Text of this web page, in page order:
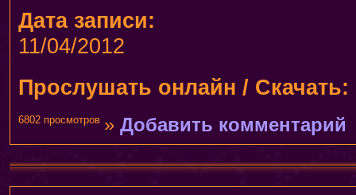
Дата записи:
11/04/2012
Прослушать онлайн / Скачать:
»Добавить комментарий
6802 просмотров